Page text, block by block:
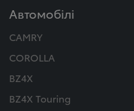
Автомобілі
CAMRY
COROLLA
BZ4X
BZ4X Touring